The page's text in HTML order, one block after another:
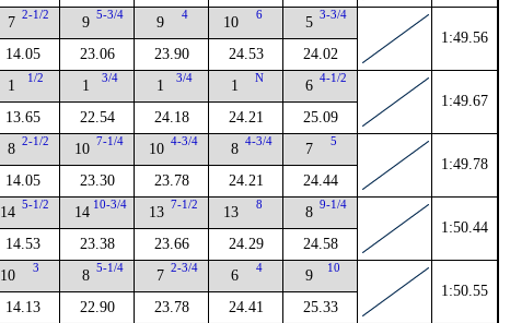
7 2-1/2
14.05
9 5-3/4
23.06
9 4
23.90
10 6
24.53
5 3-3/4
24.02
1:49.56
1 1/2
13.65
1 3/4
22.54
1 3/4
24.18
1 N
24.21
6 4-1/2
25.09
1:49.67
8 2-1/2
14.05
10 7-1/4
23.30
10 4-3/4
23.78
8 4-3/4
24.21
7 5
24.44
1:49.78
14 5-1/2
14.53
14 10-3/4
23.38
13 7-1/2
23.66
13 8
24.29
8 9-1/4
24.58
1:50.44
10 3
14.13
8 5-1/4
22.90
7 2-3/4
23.78
6 4
24.41
9 10
25.33
1:50.55